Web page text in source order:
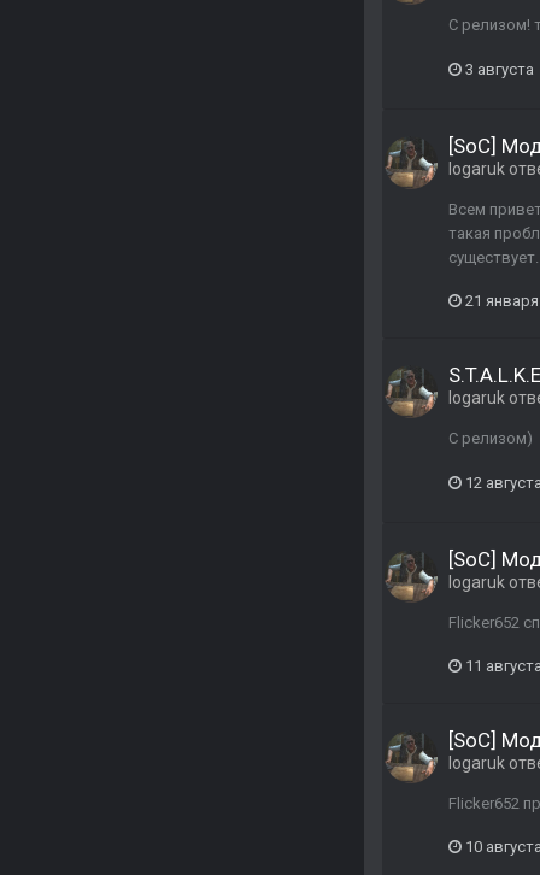
С релизом!
3 августа
[SoC]
logaruk
Всем
такая
существует.
21 января
logaruk
С релизом)
12
[SoC]
logaruk
Flicker652
11
[SoC]
logaruk
Flicker652
10